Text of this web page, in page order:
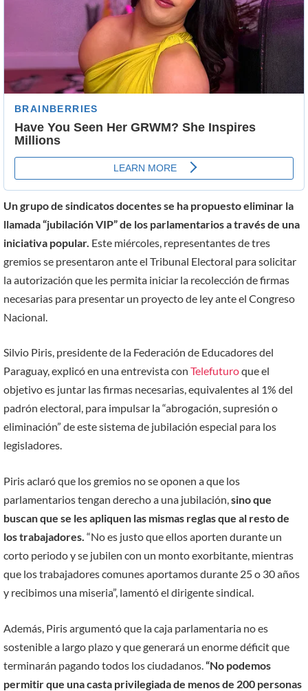
Un grupo de sindicatos docentes se ha propuesto eliminar la
llamada “jubilación VIP” de los parlamentarios a través de una
iniciativa popular. Este miércoles, representantes de tres
gremios se presentaron ante el Tribunal Electoral para solicitar
la autorización que les permita iniciar la recolección de firmas
necesarias para presentar un proyecto de ley ante el Congreso
Nacional.
Silvio Piris, presidente de la Federación de Educadores del
Paraguay, explicó en una entrevista con Telefuturoque el
objetivo es juntar las firmas necesarias, equivalentes al 1% del
padrón electoral, para impulsar la “abrogación, supresión o
eliminación” de este sistema de jubilación especial para los
legisladores.
Piris aclaró que los gremios no se oponen a que los
parlamentarios tengan derecho a una jubilación,sino que
buscan que se les apliquen las mismas reglas que al resto de
los trabajadores. “No es justo que ellos aporten durante un
corto periodo y se jubilen con un monto exorbitante, mientras
que los trabajadores comunes aportamos durante 25 o 30 años
y recibimos una miseria”, lamentó el dirigente sindical.
Además, Piris argumentó que la caja parlamentaria no es
sostenible a largo plazo y que generará un enorme déficit que
terminarán pagando todos los ciudadanos. “No podemos
permitir que una casta privilegiada de menos de 200 personas